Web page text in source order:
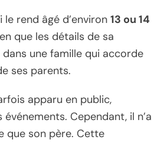
le rend âgé d’environ 13 ou 14
que les détails de sa
une famille qui accorde
ses parents.
apparu en public,
Cependant, il n’a
que son père. Cette